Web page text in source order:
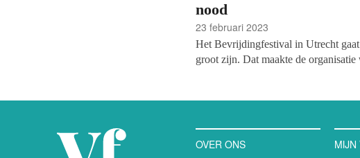
nood
23 februari 2023
Het Bevrijdingfestival in Utrecht
groot zijn. Dat maakte de organisatie
OVER ONS MIJN